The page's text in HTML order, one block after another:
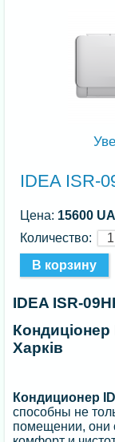
IDEA ISR-
Цена: 15600
Количество:
IDEA ISR-
Кондиціонер
Харків
Кондиционер
способны не
помещении, они